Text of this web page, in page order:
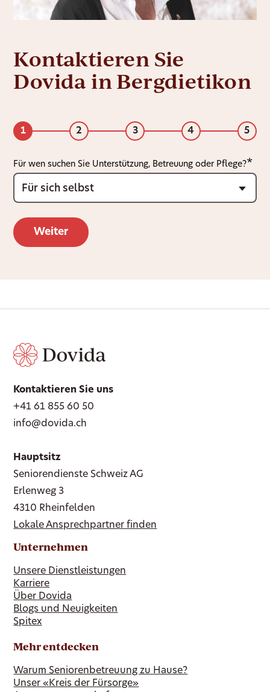
Kontaktieren Sie
Dovida in Bergdietikon
1 2 3 4 5
Für wen suchen Sie Unterstützung, Betreuung oder Pflege?
Kontaktieren Sie uns
+41 61 855 60 50
info@dovida.ch
Hauptsitz
Seniorendienste Schweiz AG
Erlenweg 3
4310 Rheinfelden
Lokale Ansprechpartner finden
Unternehmen
Unsere Dienstleistungen
Karriere
Über Dovida
Blogs und Neuigkeiten
Spitex
Mehr entdecken
Warum Seniorenbetreuung zu Hause?
Unser «Kreis der Fürsorge»